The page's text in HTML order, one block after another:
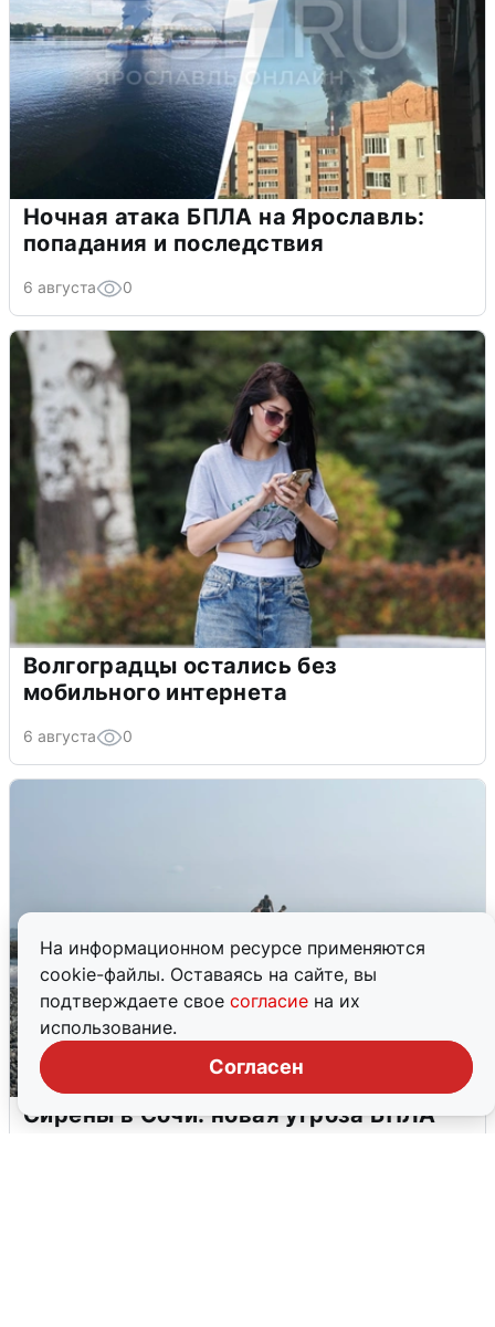
На информационном ресурсе применяются
cookie-файлы. Оставаясь на сайте, вы
подтверждаете свое согласие на их
использование.
Согласен
Ночная атака БПЛА на Ярославль:
попадания и последствия
6 августа 0
Волгоградцы остались без
мобильного интернета
6 августа 0
Сирены в Сочи: новая угроза БПЛА